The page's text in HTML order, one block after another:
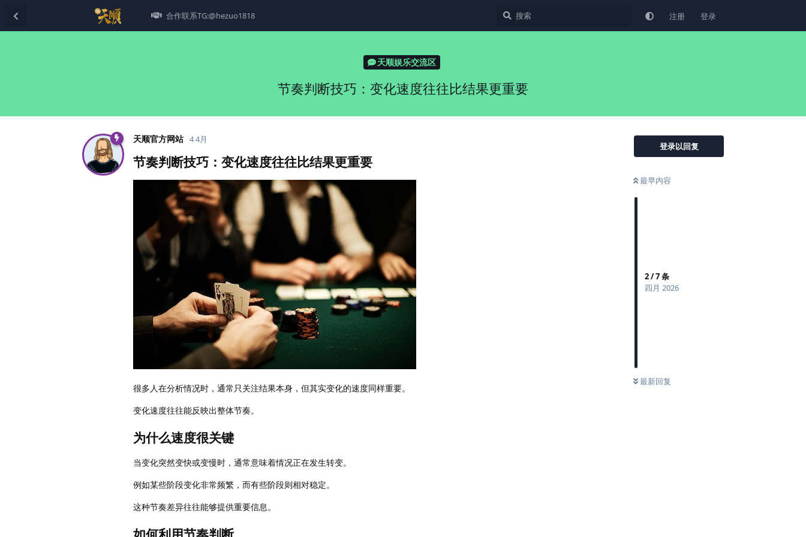
合作联系TG:@hezuo1818 注册 登录
天顺娱乐交流区
节奏判断技巧：变化速度往往比结果更重要
登录以回复
最早内容
2/7条
四月 2026
最新回复
天顺官方网站 4 4月
节奏判断技巧：变化速度往往比结果更重要
很多人在分析情况时，通常只关注结果本身，但其实变化的速度同样重要。
变化速度往往能反映出整体节奏。
为什么速度很关键
当变化突然变快或变慢时，通常意味着情况正在发生转变。
例如某些阶段变化非常频繁，而有些阶段则相对稳定。
这种节奏差异往往能够提供重要信息。